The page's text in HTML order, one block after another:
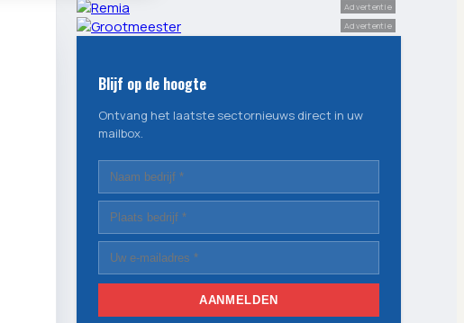
Advertentie
Advertentie
Blijf op de hoogte
Ontvang het laatste sectornieuws direct in uw
mailbox.
AANMELDEN